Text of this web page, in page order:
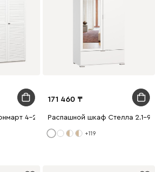
4-200x240 Белый
171 460
Распашной шкаф Стелла 2.1-
+119